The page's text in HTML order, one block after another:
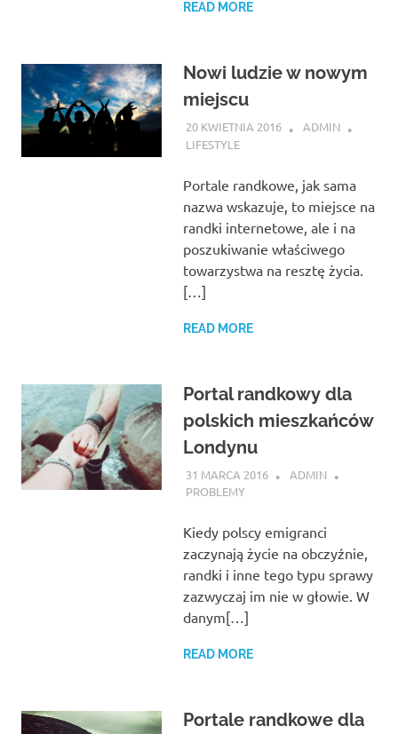
READ MORE
Nowi ludzie w nowym
miejscu
20 KWIETNIA 2016
ADMIN
LIFESTYLE
Portale randkowe, jak sama
nazwa wskazuje, to miejsce na
randki internetowe, ale i na
poszukiwanie właściwego
towarzystwa na resztę życia.
[…]
READ MORE
Portal randkowy dla
polskich mieszkańców
Londynu
31 MARCA 2016
ADMIN
PROBLEMY
Kiedy polscy emigranci
zaczynają życie na obczyźnie,
randki i inne tego typu sprawy
zazwyczaj im nie w głowie. W
danym[…]
READ MORE
Portale randkowe dla